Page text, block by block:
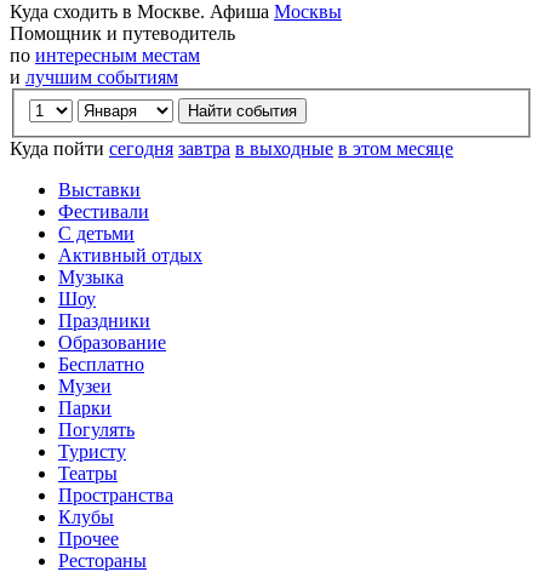
Куда сходить в Москве. Афиша Москвы
Помощник и путеводитель
по интересным местам
и лучшим событиям
Куда пойти сегодня завтра в выходные в этом месяце
Выставки
Фестивали
С детьми
Активный отдых
Музыка
Шоу
Праздники
Образование
Бесплатно
Музеи
Парки
Погулять
Туристу
Театры
Пространства
Клубы
Прочее
Рестораны